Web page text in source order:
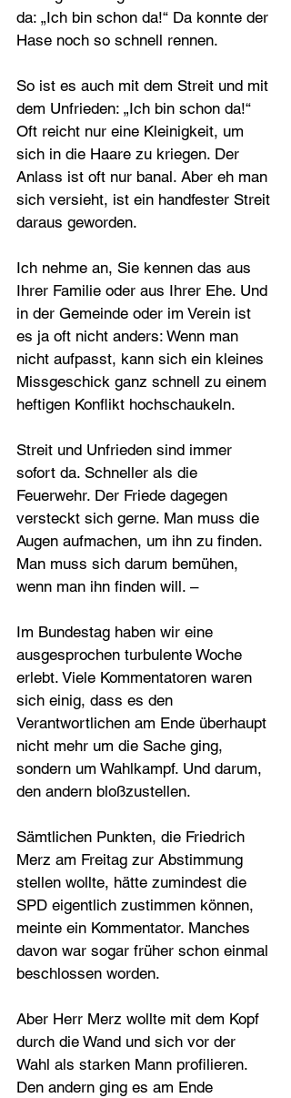
da: „Ich bin schon da!“ Da konnte der
Hase noch so schnell rennen.
So ist es auch mit dem Streit und mit
dem Unfrieden: „Ich bin schon da!“
Oft reicht nur eine Kleinigkeit, um
sich in die Haare zu kriegen. Der
Anlass ist oft nur banal. Aber eh man
sich versieht, ist ein handfester Streit
daraus geworden.
Ich nehme an, Sie kennen das aus
Ihrer Familie oder aus Ihrer Ehe. Und
in der Gemeinde oder im Verein ist
es ja oft nicht anders: Wenn man
nicht aufpasst, kann sich ein kleines
Missgeschick ganz schnell zu einem
heftigen Konflikt hochschaukeln.
Streit und Unfrieden sind immer
sofort da. Schneller als die
Feuerwehr. Der Friede dagegen
versteckt sich gerne. Man muss die
Augen aufmachen, um ihn zu finden.
Man muss sich darum bemühen,
wenn man ihn finden will. –
Im Bundestag haben wir eine
ausgesprochen turbulente Woche
erlebt. Viele Kommentatoren waren
sich einig, dass es den
Verantwortlichen am Ende überhaupt
nicht mehr um die Sache ging,
sondern um Wahlkampf. Und darum,
den andern bloßzustellen.
Sämtlichen Punkten, die Friedrich
Merz am Freitag zur Abstimmung
stellen wollte, hätte zumindest die
SPD eigentlich zustimmen können,
meinte ein Kommentator. Manches
davon war sogar früher schon einmal
beschlossen worden.
Aber Herr Merz wollte mit dem Kopf
durch die Wand und sich vor der
Wahl als starken Mann profilieren.
Den andern ging es am Ende